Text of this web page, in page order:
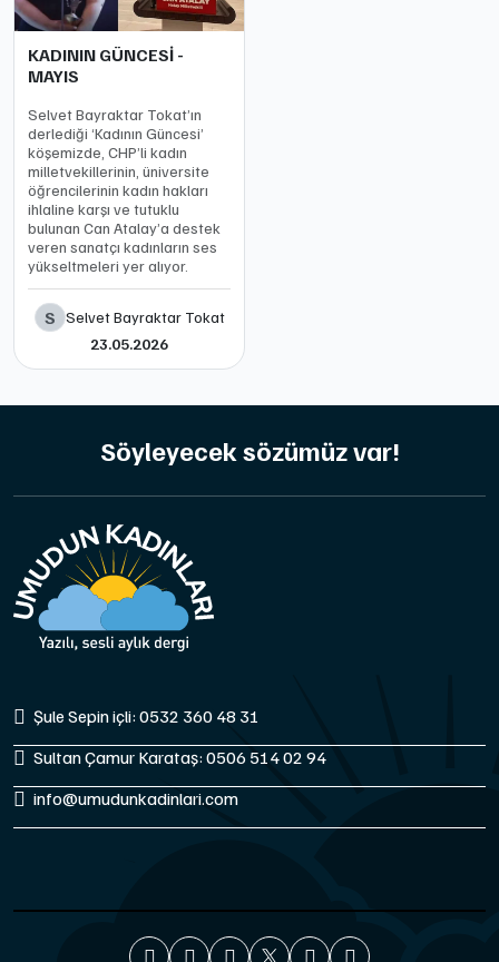
KADININ GÜNCESİ -
MAYIS
Selvet Bayraktar Tokat’ın
derlediği ‘Kadının Güncesi’
köşemizde, CHP’li kadın
milletvekillerinin, üniversite
öğrencilerinin kadın hakları
ihlaline karşı ve tutuklu
bulunan Can Atalay’a destek
veren sanatçı kadınların ses
yükseltmeleri yer alıyor.
S Selvet Bayraktar Tokat
23.05.2026
Söyleyecek sözümüz var!
Şule Sepin içli: 0532 360 48 31
Sultan Çamur Karataş: 0506 514 02 94
info@umudunkadinlari.com